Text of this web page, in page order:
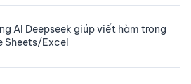
AI Deepseek giúp viết hàm trong
Sheets/Excel